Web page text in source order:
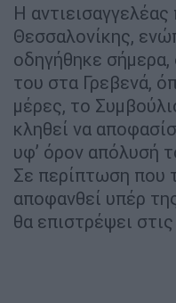
Η
Θεσσαλονίκης,
οδηγήθηκε σήμερα,
του στα Γρεβενά,
μέρες, το
κληθεί να
υφ’ όρον απόλυσή
Σε περίπτωση που
αποφανθεί υπέρ
θα επιστρέψει